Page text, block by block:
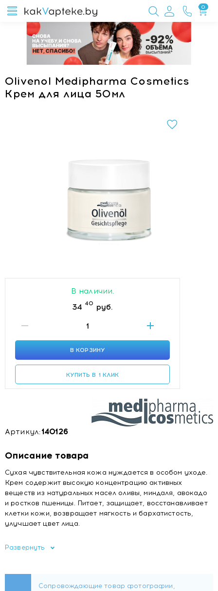
0
Olivenol Medipharma Cosmetics
Крем для лица 50мл
В наличии.
34 40 руб.
В КОРЗИНУ
КУПИТЬ В 1 КЛИК
Артикул:140126
Описание товара
Сухая чувствительная кожа нуждается в особом уходе.
Крем содержит высокую концентрацию активных
веществ из натуральных масел оливы, миндаля, авокадо
и ростков пшеницы. Питает, защищает, восстанавливает
клетки кожи, возвращает мягкость и бархатистость,
улучшает цвет лица.
Способ применения:
Для сухой и чувствительной кожи. 25+.
Развернуть